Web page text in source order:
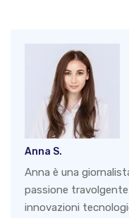
Anna S.
Anna è una
passione
innovazioni